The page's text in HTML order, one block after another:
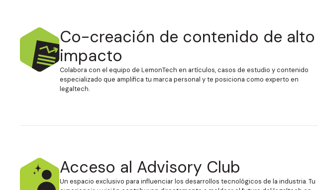
Co-creación de contenido de alto
impacto
Colabora con el equipo de LemonTech en artículos, casos de estudio y contenido
especializado que amplifica tu marca personal y te posiciona como experto en
legaltech.
Acceso al Advisory Club
Un espacio exclusivo para influenciar los desarrollos tecnológicos de la industria. Tu